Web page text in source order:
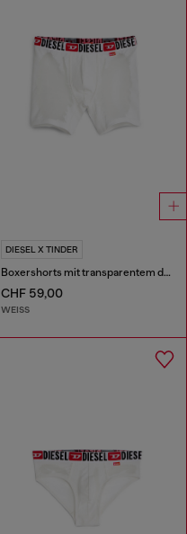
DIESEL X TINDER
Boxershorts mit transparentem devoré-Effekt
CHF 59,00
WEISS